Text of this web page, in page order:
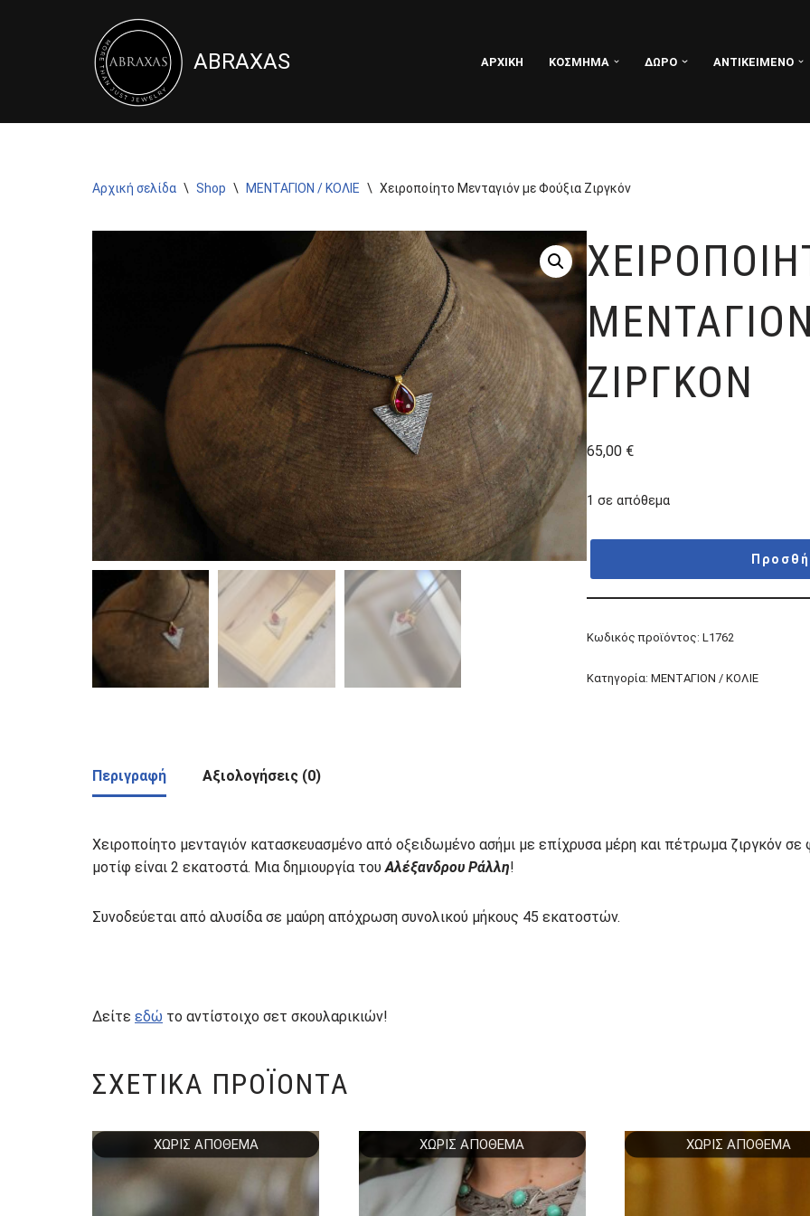
Μεταπηδήστε
ABRAXAS ΑΡΧΙΚΗ ΚΟΣΜΗΜΑ ΔΩΡΟ ΑΝΤΙΚΕΙΜΕΝΟ
Αρχική σελίδα \ Shop \ ΜΕΝΤΑΓΙΟΝ / ΚΟΛΙΕ \ Χειροποίητο Μενταγιόν με Φούξια Ζιργκόν
ΖΙΡΓΚΌΝ
65,00 €
1 σε απόθεμα
Κωδικός προϊόντος:L1762
Κατηγορία:ΜΕΝΤΑΓΙΟΝ / ΚΟΛΙΕ
Περιγραφή Αξιολογήσεις (0)
Χειροποίητο μενταγιόν κατασκευασμένο από οξειδωμένο ασήμι με επίχρυσα μέρη και πέτρωμα ζιργκόν
μοτίφ είναι 2 εκατοστά. Μια δημιουργία του Αλέξανδρου Ράλλη!
Συνοδεύεται από αλυσίδα σε μαύρη απόχρωση συνολικού μήκους 45 εκατοστών.
Δείτε εδώ το αντίστοιχο σετ σκουλαρικιών!
ΣΧΕΤΙΚΆ ΠΡΟΪΌΝΤΑ
ΧΩΡΊΣ ΑΠΌΘΕΜΑ ΧΩΡΊΣ ΑΠΌΘΕΜΑ ΧΩΡΊΣ ΑΠΌΘΕΜΑ